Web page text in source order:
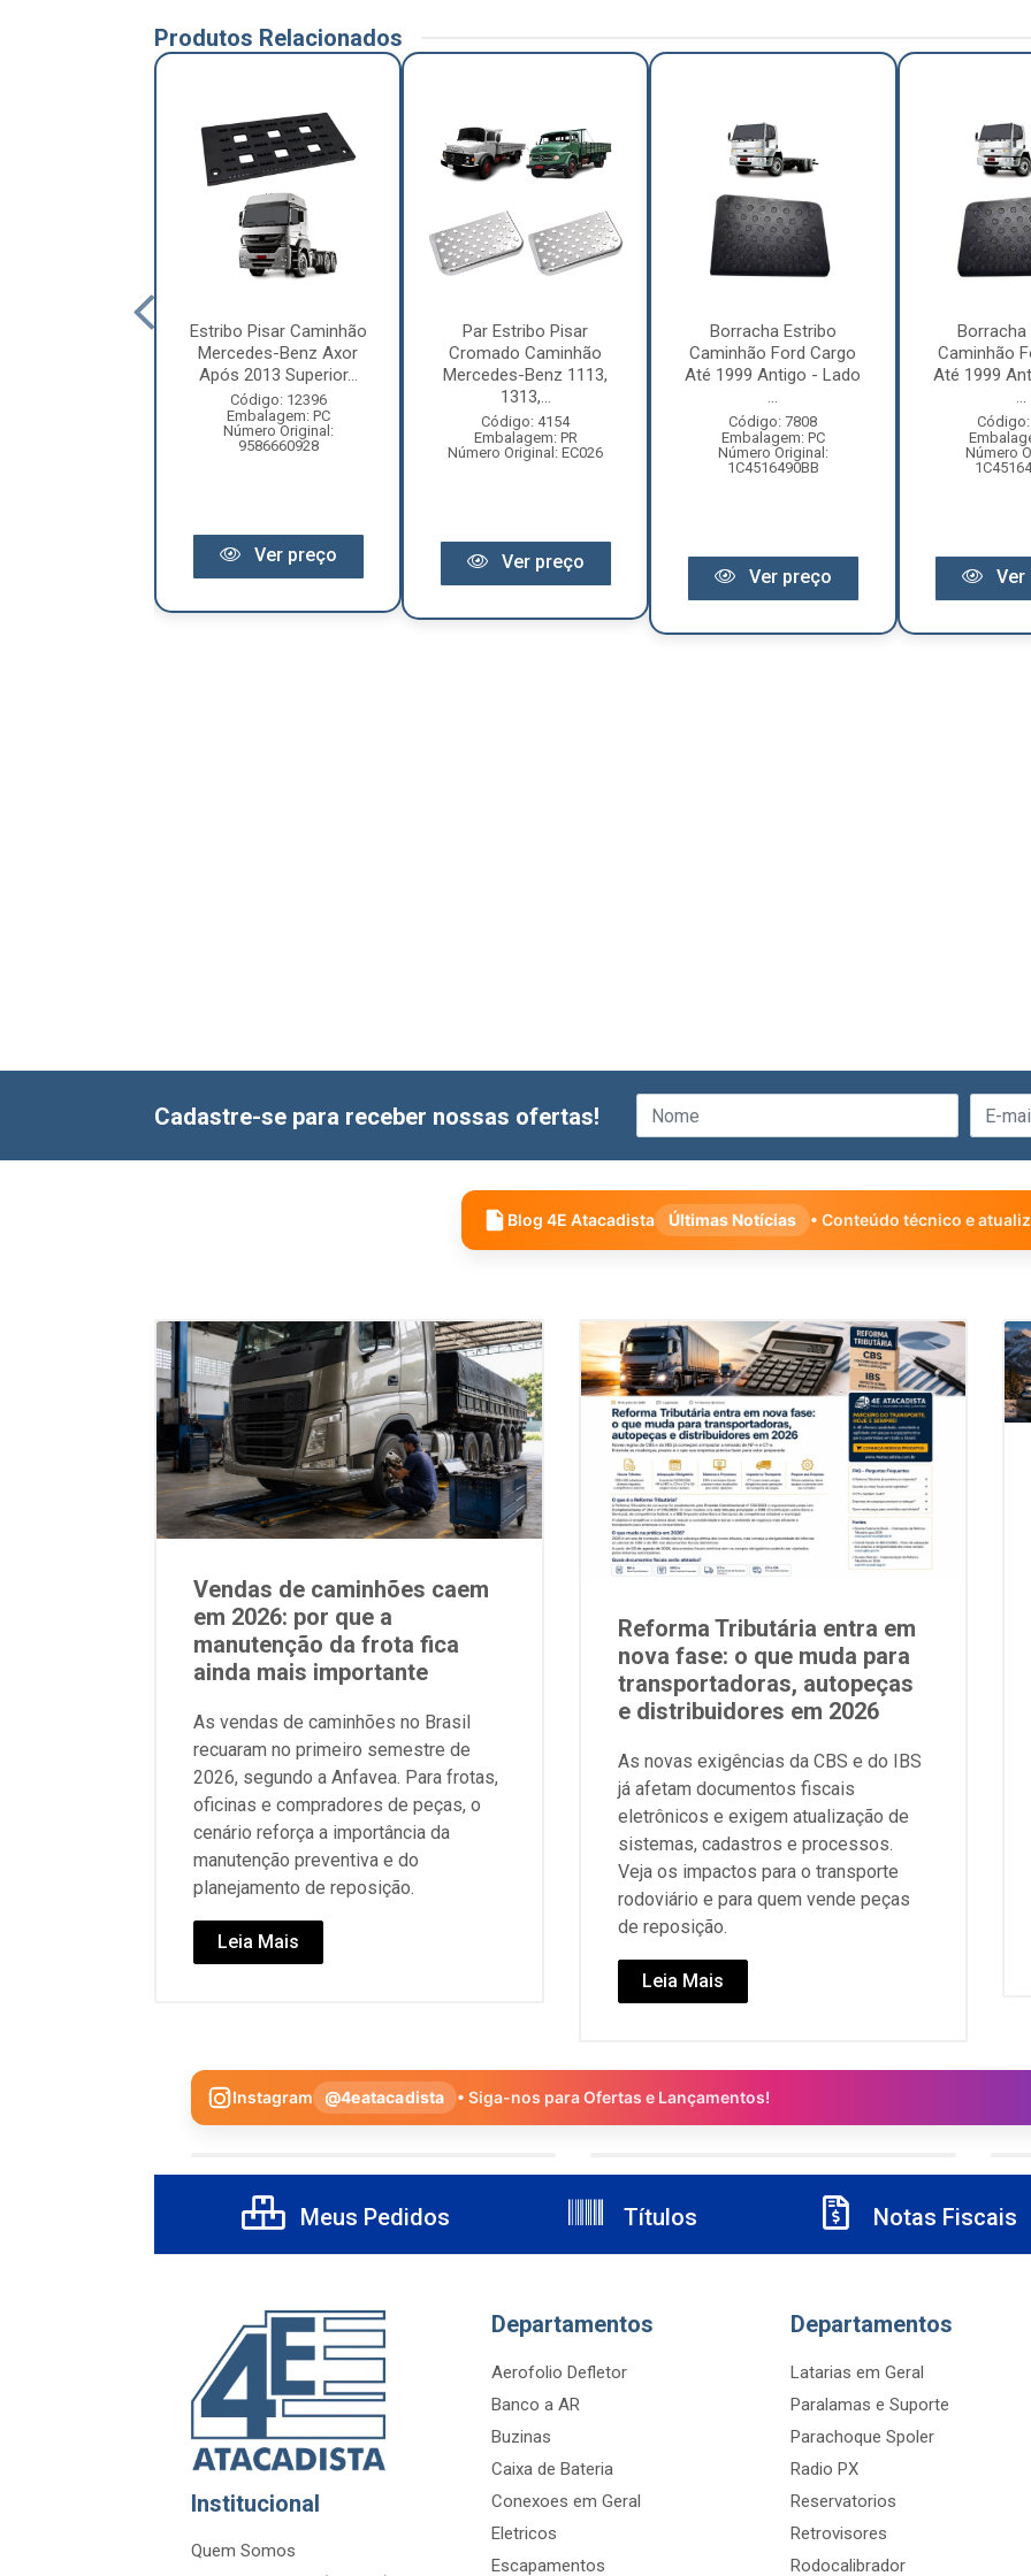
Produtos Relacionados
Estribo Pisar Caminhão
Mercedes-Benz Axor
Após 2013 Superior...
Código: 12396
Embalagem: PC
Número Original:
9586660928
Ver preço
Par Estribo Pisar
Cromado Caminhão
Mercedes-Benz 1113,
1313,...
Código: 4154
Embalagem: PR
Número Original: EC026
Ver preço
Borracha Estribo
Caminhão Ford Cargo
Até 1999 Antigo - Lado
...
Código: 7808
Embalagem: PC
Número Original:
1C4516490BB
Ver preço
Borracha
Caminhão
Até 1999
...
Número
Ver
Cadastre-se para receber nossas ofertas!
Blog 4E Atacadista Últimas Notícias • Conteúdo técnico e
Vendas de caminhões caem
em 2026: por que a
manutenção da frota fica
ainda mais importante
As vendas de caminhões no Brasil
recuaram no primeiro semestre de
2026, segundo a Anfavea. Para frotas,
oficinas e compradores de peças, o
cenário reforça a importância da
manutenção preventiva e do
planejamento de reposição.
Leia Mais
Reforma Tributária entra em
nova fase: o que muda para
transportadoras, autopeças
e distribuidores em 2026
As novas exigências da CBS e do IBS
já afetam documentos fiscais
eletrônicos e exigem atualização de
sistemas, cadastros e processos.
Veja os impactos para o transporte
rodoviário e para quem vende peças
de reposição.
Leia Mais
Instagram @4eatacadista • Siga-nos para Ofertas e Lançamentos!
Meus Pedidos Títulos Notas Fiscais
Institucional
Quem Somos
Departamentos
Aerofolio Defletor
Banco a AR
Buzinas
Caixa de Bateria
Conexoes em Geral
Eletricos
Escapamentos
Departamentos
Latarias em Geral
Paralamas e Suporte
Parachoque Spoler
Radio PX
Reservatorios
Retrovisores
Rodocalibrador